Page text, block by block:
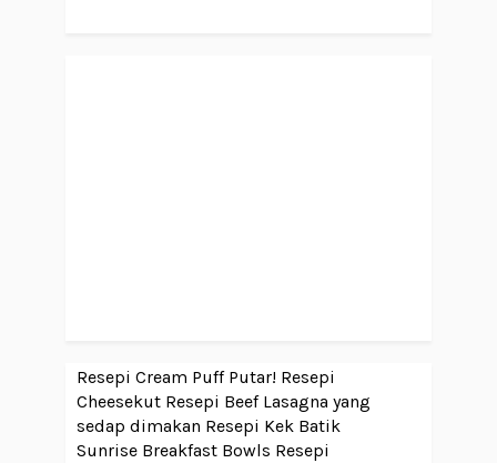
Resepi Cream Puff Putar! Resepi
Cheesekut Resepi Beef Lasagna yang
sedap dimakan Resepi Kek Batik
Sunrise Breakfast Bowls Resepi